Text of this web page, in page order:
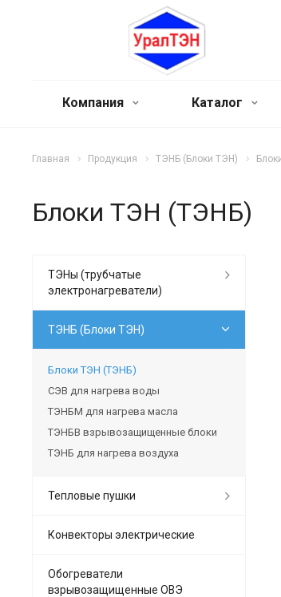
Компания Каталог
Главная Продукция ТЭНБ (Блоки ТЭН)
Блоки ТЭН (ТЭНБ)
ТЭНы (трубчатые
электронагреватели)
ТЭНБ (Блоки ТЭН)
Блоки ТЭН (ТЭНБ)
СЭВ для нагрева воды
ТЭНБМ для нагрева масла
ТЭНБВ взрывозащищенные блоки
ТЭНБ для нагрева воздуха
Тепловые пушки
Конвекторы электрические
Обогреватели
взрывозащищенные ОВЭ